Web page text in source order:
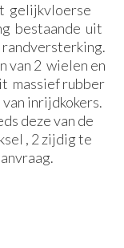
gelijkvloerse
bestaande uit
van 2 wielen en
massief rubber
inrijdkokers.
deze van de
, 2 zijdig te